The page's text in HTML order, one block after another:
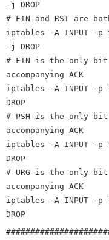
-j DROP
# FIN and RST are
iptables -A INPUT -p
-j DROP
# FIN is the only bit
accompanying ACK
iptables -A INPUT -
DROP
# PSH is the only
accompanying ACK
iptables -A INPUT -p
DROP
# URG is the only
accompanying ACK
iptables -A INPUT -p
DROP